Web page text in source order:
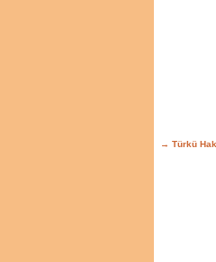
→ Türkü